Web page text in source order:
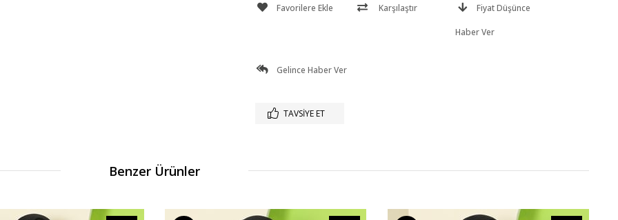
Favorilere Ekle Karşılaştır Fiyat Düşünce
Haber Ver
Gelince Haber Ver
TAVSIYE ET
Benzer Ürünler